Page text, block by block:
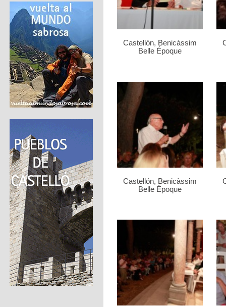
Castellón, Benicàssim
Belle Époque
Castellón, Benicàssim
Belle Époque